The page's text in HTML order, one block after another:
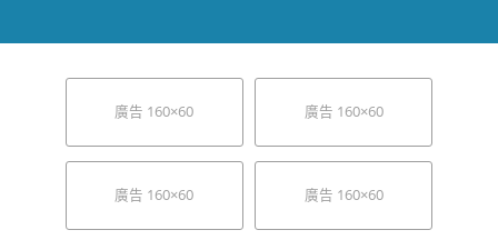
廣告 160×60 廣告 160×60
廣告 160×60 廣告 160×60